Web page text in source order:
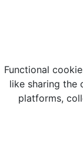
Functional
like sharing the
platforms,